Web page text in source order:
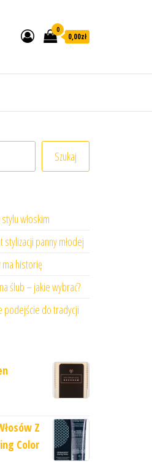
0
0,00zł
Szukaj
włoskim
panny młodej
ma historię
ślub – jakie wybrać?
podejście do tradycji
Z
Color